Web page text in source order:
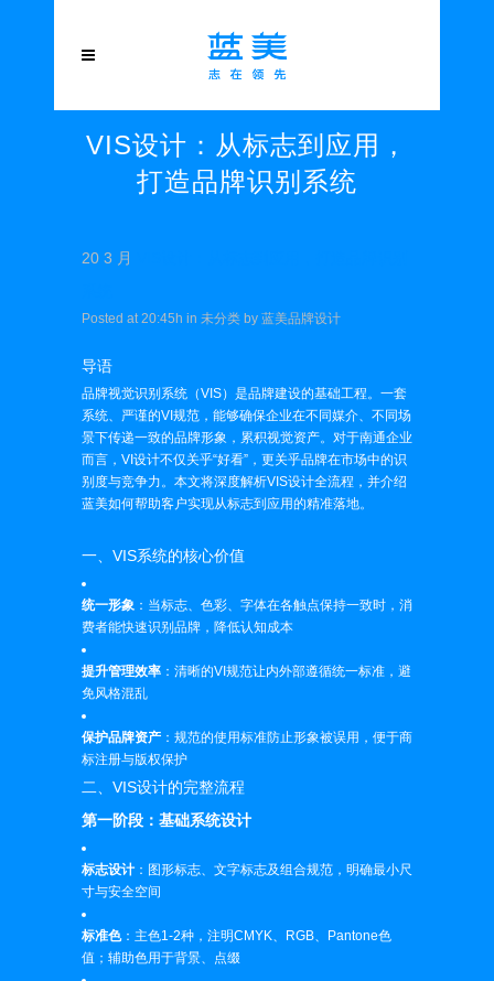
VIS设计：从标志到应用，
打造品牌识别系统
20 3 月
Posted at 20:45h in 未分类 by 蓝美品牌设计
导语
品牌视觉识别系统（VIS）是品牌建设的基础工程。一套
系统、严谨的VI规范，能够确保企业在不同媒介、不同场
景下传递一致的品牌形象，累积视觉资产。对于南通企业
而言，VI设计不仅关乎“好看”，更关乎品牌在市场中的识
别度与竞争力。本文将深度解析VIS设计全流程，并介绍
蓝美如何帮助客户实现从标志到应用的精准落地。
一、VIS系统的核心价值
统一形象 ：当标志、色彩、字体在各触点保持一致时，消
费者能快速识别品牌，降低认知成本
提升管理效率 ：清晰的VI规范让内外部遵循统一标准，避
免风格混乱
保护品牌资产 ：规范的使用标准防止形象被误用，便于商
标注册与版权保护
二、VIS设计的完整流程
第一阶段：基础系统设计
标志设计 ：图形标志、文字标志及组合规范，明确最小尺
寸与安全空间
标准色：主色1-2种，注明CMYK、RGB、Pantone色
值；辅助色用于背景、点缀